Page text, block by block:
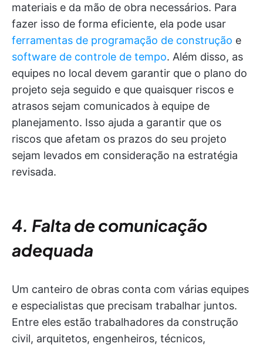
materiais e da mão de obra necessários. Para
fazer isso de forma eficiente, ela pode usar
ferramentas de programação de construção e
software de controle de tempo. Além disso, as
equipes no local devem garantir que o plano do
projeto seja seguido e que quaisquer riscos e
atrasos sejam comunicados à equipe de
planejamento. Isso ajuda a garantir que os
riscos que afetam os prazos do seu projeto
sejam levados em consideração na estratégia
revisada.
4. Falta de comunicação
adequada
Um canteiro de obras conta com várias equipes
e especialistas que precisam trabalhar juntos.
Entre eles estão trabalhadores da construção
civil, arquitetos, engenheiros, técnicos,